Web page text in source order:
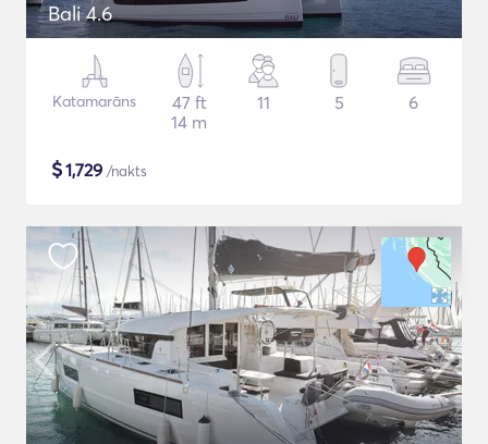
Bali 4.6
Katamarāns
47 ft
14 m
11 5 6
$1,729 /nakts